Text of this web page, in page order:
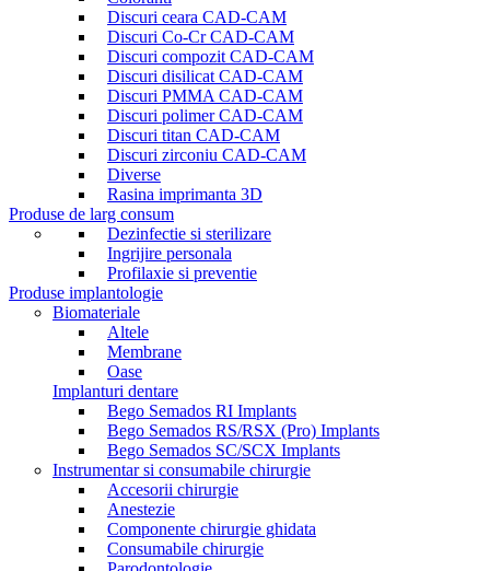
Discuri ceara CAD-CAM
Discuri Co-Cr CAD-CAM
Discuri compozit CAD-CAM
Discuri disilicat CAD-CAM
Discuri PMMA CAD-CAM
Discuri polimer CAD-CAM
Discuri titan CAD-CAM
Discuri zirconiu CAD-CAM
Diverse
Rasina imprimanta 3D
Produse de larg consum
Dezinfectie si sterilizare
Ingrijire personala
Profilaxie si preventie
Produse implantologie
Biomateriale
Altele
Membrane
Oase
Implanturi dentare
Bego Semados RI Implants
Bego Semados RS/RSX (Pro) Implants
Bego Semados SC/SCX Implants
Instrumentar si consumabile chirurgie
Accesorii chirurgie
Anestezie
Componente chirurgie ghidata
Consumabile chirurgie